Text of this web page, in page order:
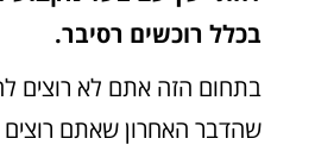
בכלל רוכשים רסיבר.
בתחום הזה אתם לא רוצים
שהדבר האחרון שאתם